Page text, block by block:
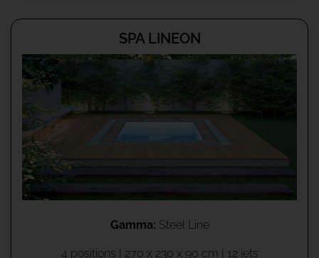
SPA LINEON
Gamma: Steel Line
4 positions | 270 x 230 x 90 cm | 12 jets